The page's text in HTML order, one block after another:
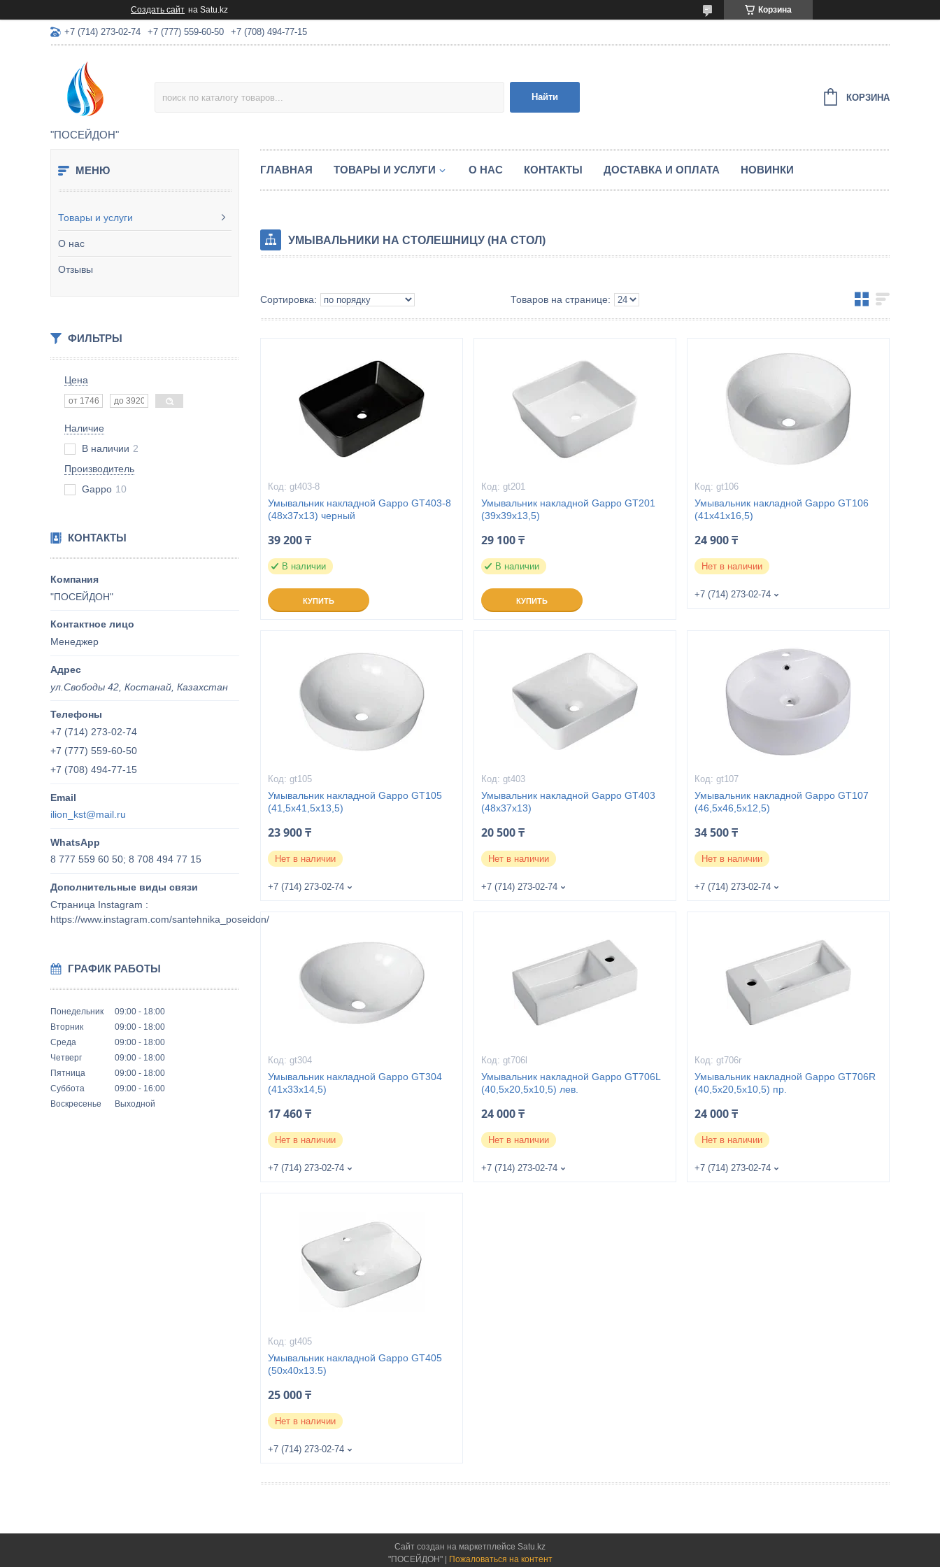
Создать сайт на Satu.kz Корзина
+7 (714) 273-02-74 +7 (777) 559-60-50 +7 (708) 494-77-15
"ПОСЕЙДОН"
Найти КОРЗИНА
Товары и услуги
О нас
Отзывы
ФИЛЬТРЫ
Цена
Наличие
В наличии 2
Производитель
Gappo 10
КОНТАКТЫ
"ПОСЕЙДОН"
Менеджер
ул.Свободы 42, Костанай, Казахстан
+7 (714) 273-02-74
+7 (777) 559-60-50
+7 (708) 494-77-15
ilion_kst@mail.ru
8 777 559 60 50; 8 708 494 77 15
Страница Instagram
https://www.instagram.com/santehnika_poseidon/
ГРАФИК РАБОТЫ
Понедельник 09:00
18:00
Вторник
09:00
18:00
Среда
09:00
18:00
Четверг
09:00
18:00
Пятница
09:00
18:00
Суббота
09:00
16:00
Воскресенье
Выходной
ГЛАВНАЯ ТОВАРЫ И УСЛУГИ О НАС КОНТАКТЫ ДОСТАВКА И ОПЛАТА НОВИНКИ
УМЫВАЛЬНИКИ НА СТОЛЕШНИЦУ (НА СТОЛ)
gt403-8
Умывальник накладной Gappo GT403-8
(48x37x13) черный
39 200 ₸
В наличии
КУПИТЬ
gt201
Умывальник накладной Gappo GT201
(39x39x13,5)
29 100 ₸
В наличии
КУПИТЬ
gt106
Умывальник накладной Gappo GT106
(41x41x16,5)
24 900 ₸
Нет в наличии
+7 (714) 273-02-74
gt105
Умывальник накладной Gappo GT105
(41,5x41,5x13,5)
23 900 ₸
Нет в наличии
+7 (714) 273-02-74
gt403
Умывальник накладной Gappo GT403
(48x37x13)
20 500 ₸
Нет в наличии
+7 (714) 273-02-74
gt107
Умывальник накладной Gappo GT107
(46,5x46,5x12,5)
34 500 ₸
Нет в наличии
+7 (714) 273-02-74
gt304
Умывальник накладной Gappo GT304
(41x33x14,5)
17 460 ₸
Нет в наличии
+7 (714) 273-02-74
gt706l
Умывальник накладной Gappo GT706L
(40,5x20,5x10,5) лев.
24 000 ₸
Нет в наличии
+7 (714) 273-02-74
gt706r
Умывальник накладной Gappo GT706R
(40,5x20,5x10,5) пр.
24 000 ₸
Нет в наличии
+7 (714) 273-02-74
gt405
Умывальник накладной Gappo GT405
(50x40x13.5)
25 000 ₸
Нет в наличии
+7 (714) 273-02-74
Сайт создан на маркетплейсе Satu.kz
Пожаловаться на контент